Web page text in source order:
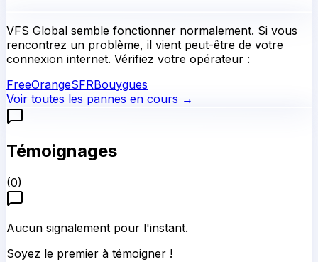
VFS Global semble fonctionner normalement. Si vous
rencontrez un problème, il vient peut-être de votre
connexion internet. Vérifiez votre opérateur :
FreeOrangeSFRBouygues
Voir toutes les pannes en cours →
Témoignages
(0)
Aucun signalement pour l'instant.
Soyez le premier à témoigner !